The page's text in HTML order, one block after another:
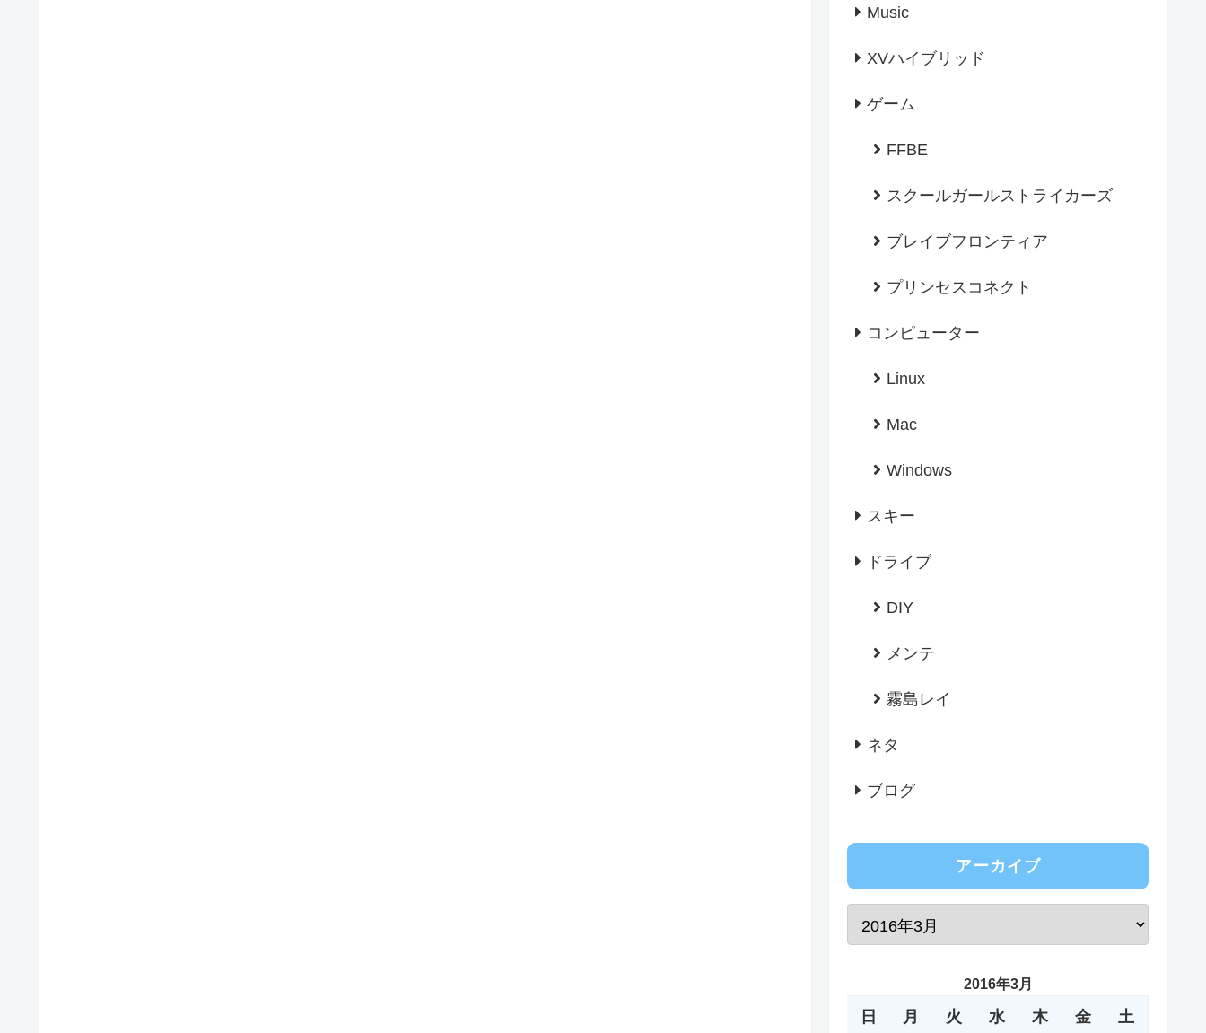
Music
XVハイブリッド
ゲーム
FFBE
スクールガールストライカーズ
ブレイブフロンティア
プリンセスコネクト
コンピューター
Linux
Mac
Windows
スキー
ドライブ
DIY
メンテ
霧島レイ
ネタ
ブログ
アーカイブ
2016年3月
日 月 火 水 木 金 土